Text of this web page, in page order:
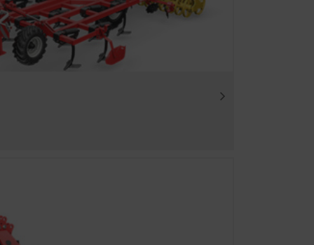
6 Monate
verbessern. Daher
welche Inhalte unserer
Inhalte auf Ihr